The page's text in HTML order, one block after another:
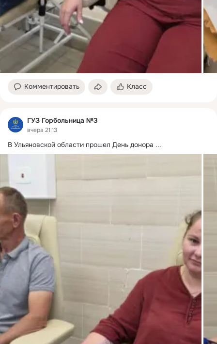
Комментировать Класс
ГУЗ Горбольница №3
вчера 21:13
В Ульяновской области прошел День донора ...